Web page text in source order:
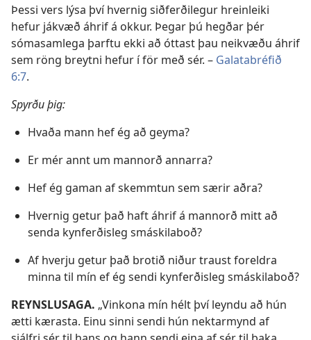
Þessi vers lýsa því hvernig siðferðilegur hreinleiki
hefur jákvæð áhrif á okkur. Þegar þú hegðar þér
sómasamlega þarftu ekki að óttast þau neikvæðu áhrif
sem röng breytni hefur í för með sér. – Galatabréfið
6:7.
Spyrðu þig:
Hvaða mann hef ég að geyma?
Er mér annt um mannorð annarra?
Hef ég gaman af skemmtun sem særir aðra?
Hvernig getur það haft áhrif á mannorð mitt að
senda kynferðisleg smáskilaboð?
Af hverju getur það brotið niður traust foreldra
minna til mín ef ég sendi kynferðisleg smáskilaboð?
REYNSLUSAGA. „Vinkona mín hélt því leyndu að hún
ætti kærasta. Einu sinni sendi hún nektarmynd af